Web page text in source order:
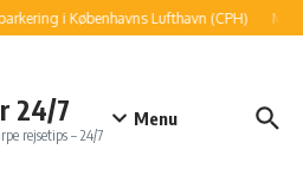
i Københavns Lufthavn (CPH) Må
24/7
rejsetips – 24/7
Menu